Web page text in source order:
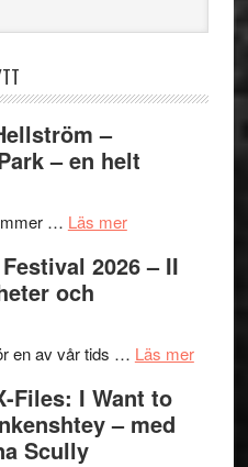
–
– en helt
… Läs merom
Håkan
Huskvarna
Park
–
2026 – II
och
en av vår tids … Läs merom
Files: I Want to
– med
Scully